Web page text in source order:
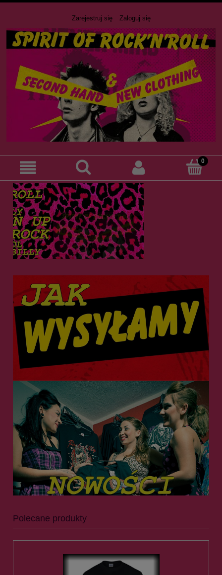
Zarejestruj się Zaloguj się
CIUCHY DLA NIETUZINKOWYCH
LUDZI
Polecane produkty